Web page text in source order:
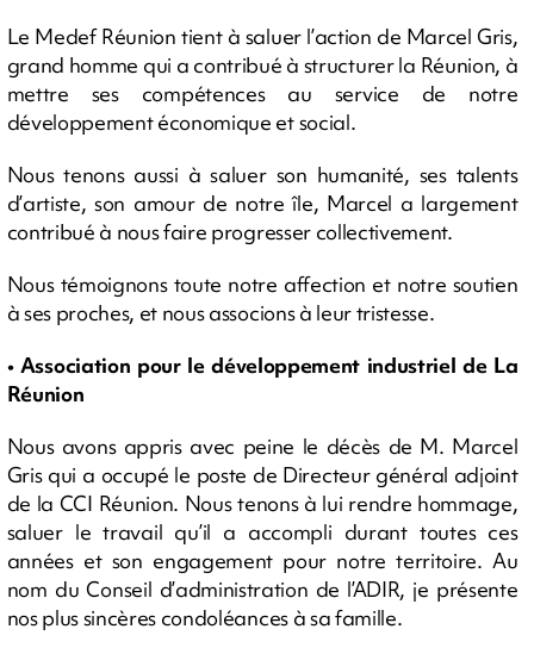
Le Medef Réunion tient à saluer l’action de Marcel Gris,
grand homme qui a contribué à structurer la Réunion, à
mettre ses compétences au service de notre
développement économique et social.
Nous tenons aussi à saluer son humanité, ses talents
d’artiste, son amour de notre île, Marcel a largement
contribué à nous faire progresser collectivement.
Nous témoignons toute notre affection et notre soutien
à ses proches, et nous associons à leur tristesse.
• Association pour le développement industriel de La
Réunion
Nous avons appris avec peine le décès de M. Marcel
Gris qui a occupé le poste de Directeur général adjoint
de la CCI Réunion. Nous tenons à lui rendre hommage,
saluer le travail qu’il a accompli durant toutes ces
années et son engagement pour notre territoire. Au
nom du Conseil d’administration de l’ADIR, je présente
nos plus sincères condoléances à sa famille.